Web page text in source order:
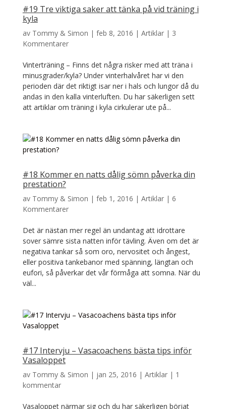
#19 Tre viktiga saker att tänka på vid träning i
kyla
av Tommy & Simon | feb 8, 2016 | Artiklar| 3
Kommentarer
Vinterträning – Finns det några risker med att träna i
minusgrader/kyla? Under vinterhalvåret har vi den
perioden där det riktigt isar ner i hals och lungor då du
andas in den kalla vinterluften. Du har säkerligen sett
att artiklar om träning i kyla cirkulerar ute på...
#18 Kommer en natts dålig sömn påverka din
prestation?
av Tommy & Simon | feb 1, 2016 | Artiklar| 6
Kommentarer
Det är nästan mer regel än undantag att idrottare
sover sämre sista natten inför tävling. Även om det är
negativa tankar så som oro, nervositet och ångest,
eller positiva tankebanor med spänning, längtan och
eufori, så påverkar det vår förmåga att somna. När du
väl...
#17 Intervju – Vasacoachens bästa tips inför
Vasaloppet
av Tommy & Simon | jan 25, 2016 | Artiklar| 1
kommentar
Vasaloppet närmar sig och du har säkerligen börjat